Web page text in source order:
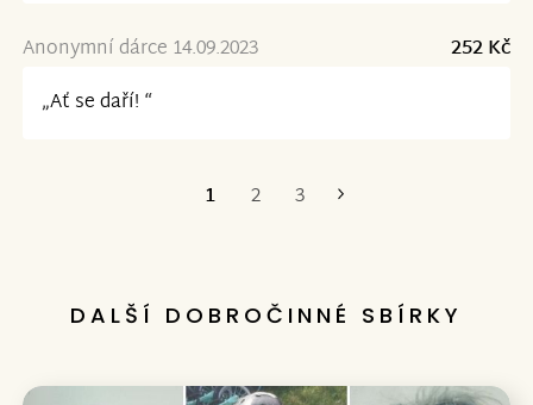
Anonymní dárce 14.09.2023
252 Kč
„Ať se daří! “
1 2 3
DALŠÍ DOBROČINNÉ SBÍRKY